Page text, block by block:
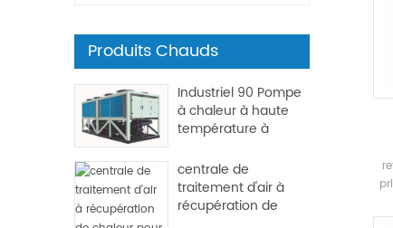
Produits Chauds
Industriel 90 Pompe
à chaleur à haute
température à
centrale de
traitement d'air à
récupération de